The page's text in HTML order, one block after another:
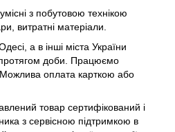
з побутовою технікою
витратні матеріали.
а в інші міста України
доби. Працюємо
Можлива оплата карткою або
товар сертифікований і
з сервісною підтримкою в